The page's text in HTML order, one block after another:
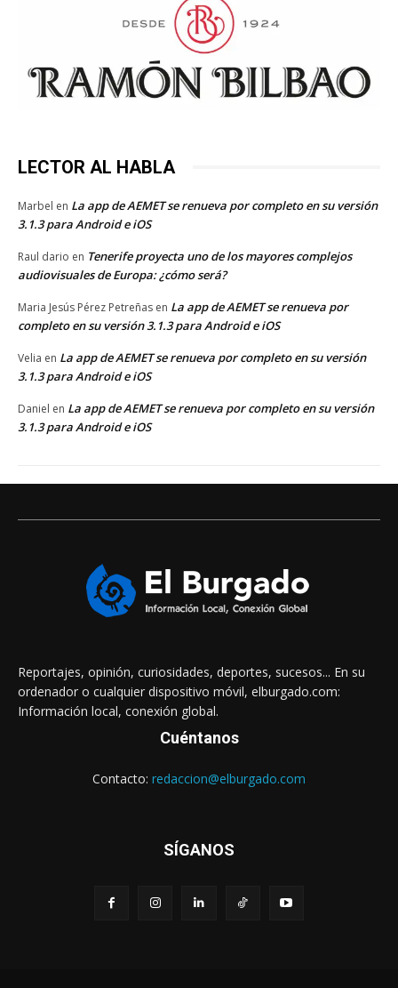
LECTOR AL HABLA
Marbel en La app de AEMET se renueva por completo en su versión
3.1.3 para Android e iOS
Raul dario en Tenerife proyecta uno de los mayores complejos
audiovisuales de Europa: ¿cómo será?
Maria Jesús Pérez Petreñas en La app de AEMET se renueva por
completo en su versión 3.1.3 para Android e iOS
Velia en La app de AEMET se renueva por completo en su versión
3.1.3 para Android e iOS
Daniel en La app de AEMET se renueva por completo en su versión
3.1.3 para Android e iOS
Reportajes, opinión, curiosidades, deportes, sucesos... En su
ordenador o cualquier dispositivo móvil, elburgado.com:
Información local, conexión global.
Cuéntanos
Contacto: redaccion@elburgado.com
SÍGANOS